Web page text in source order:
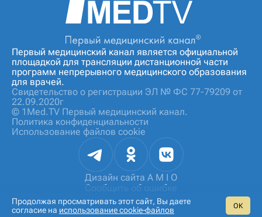
Первый медицинский канал является официальной
площадкой для трансляции дистанционной части
программ непрерывного медицинского образования
для врачей.
Свидетельство о регистрации ЭЛ № ФС 77-79209 от
22.09.2020г
© 1Med.TV Первый медицинский канал.
Политика конфиденциальности
Использование файлов cookie
Дизайн сайта A M I O
Сообщить об ошибке
Продолжая просматривать этот сайт, Вы даете
согласие на использование cookie‑файлов ОК